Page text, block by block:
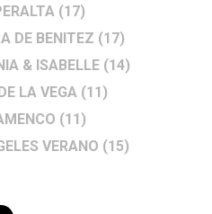
(17)
DE BENITEZ (17)
& ISABELLE (14)
LA VEGA (11)
(11)
VERANO (15)